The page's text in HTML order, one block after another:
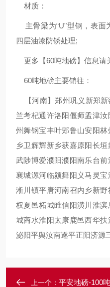
材质：
主骨梁为“U"型钢，表面
四层油漆防锈处理;
更多【60吨地磅】信息请
60吨地磅主要销往：
【河南】郑州巩义新郑新
兰考杞通许洛阳偃师孟津
州舞钢宝丰叶郏鲁山安阳
乡卫辉辉新乡获嘉原阳长
武陟博爱濮阳濮阳南乐台
襄城漯河临颍舞阳义马灵
淅川镇平唐河南召内乡新
权夏邑柘城睢信阳潢川淮
城商水淮阳太康鹿邑西华
泌阳平舆汝南遂平正阳济源
上一个： 平安地磅-100